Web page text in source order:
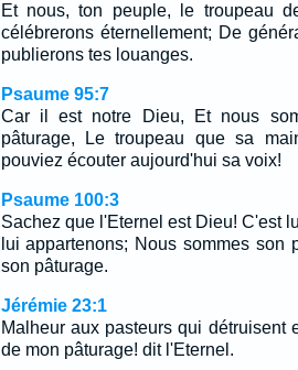
Et nous, ton peuple, le troupeau
célébrerons éternellement; De
publierons tes louanges.
Psaume 95:7
Car il est notre Dieu, Et nous
pâturage, Le troupeau que sa
pouviez écouter aujourd'hui sa voix!
Psaume 100:3
Sachez que l'Eternel est Dieu! C'est
lui appartenons; Nous sommes son
son pâturage.
Jérémie 23:1
Malheur aux pasteurs qui détruisent
de mon pâturage! dit l'Eternel.